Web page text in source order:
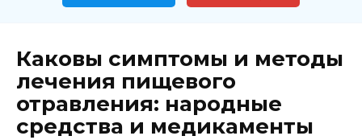
Каковы симптомы и методы
лечения пищевого
отравления: народные
средства и медикаменты